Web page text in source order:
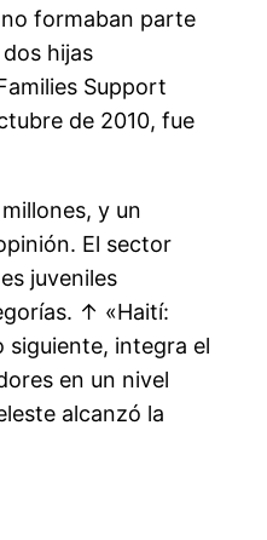
no formaban parte
hijas
Support
de 2010, fue
y un
El sector
juveniles
↑ «Haití:
siguiente, integra el
en un nivel
alcanzó la